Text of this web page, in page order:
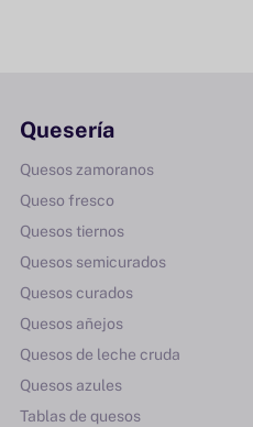
Quesería
Quesos zamoranos
Queso fresco
Quesos tiernos
Quesos semicurados
Quesos curados
Quesos añejos
Quesos de leche cruda
Quesos azules
Tablas de quesos